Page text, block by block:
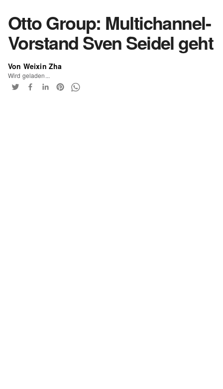
Otto Group: Multichannel-
Vorstand Sven Seidel geht
Von Weixin Zha
Wird geladen...